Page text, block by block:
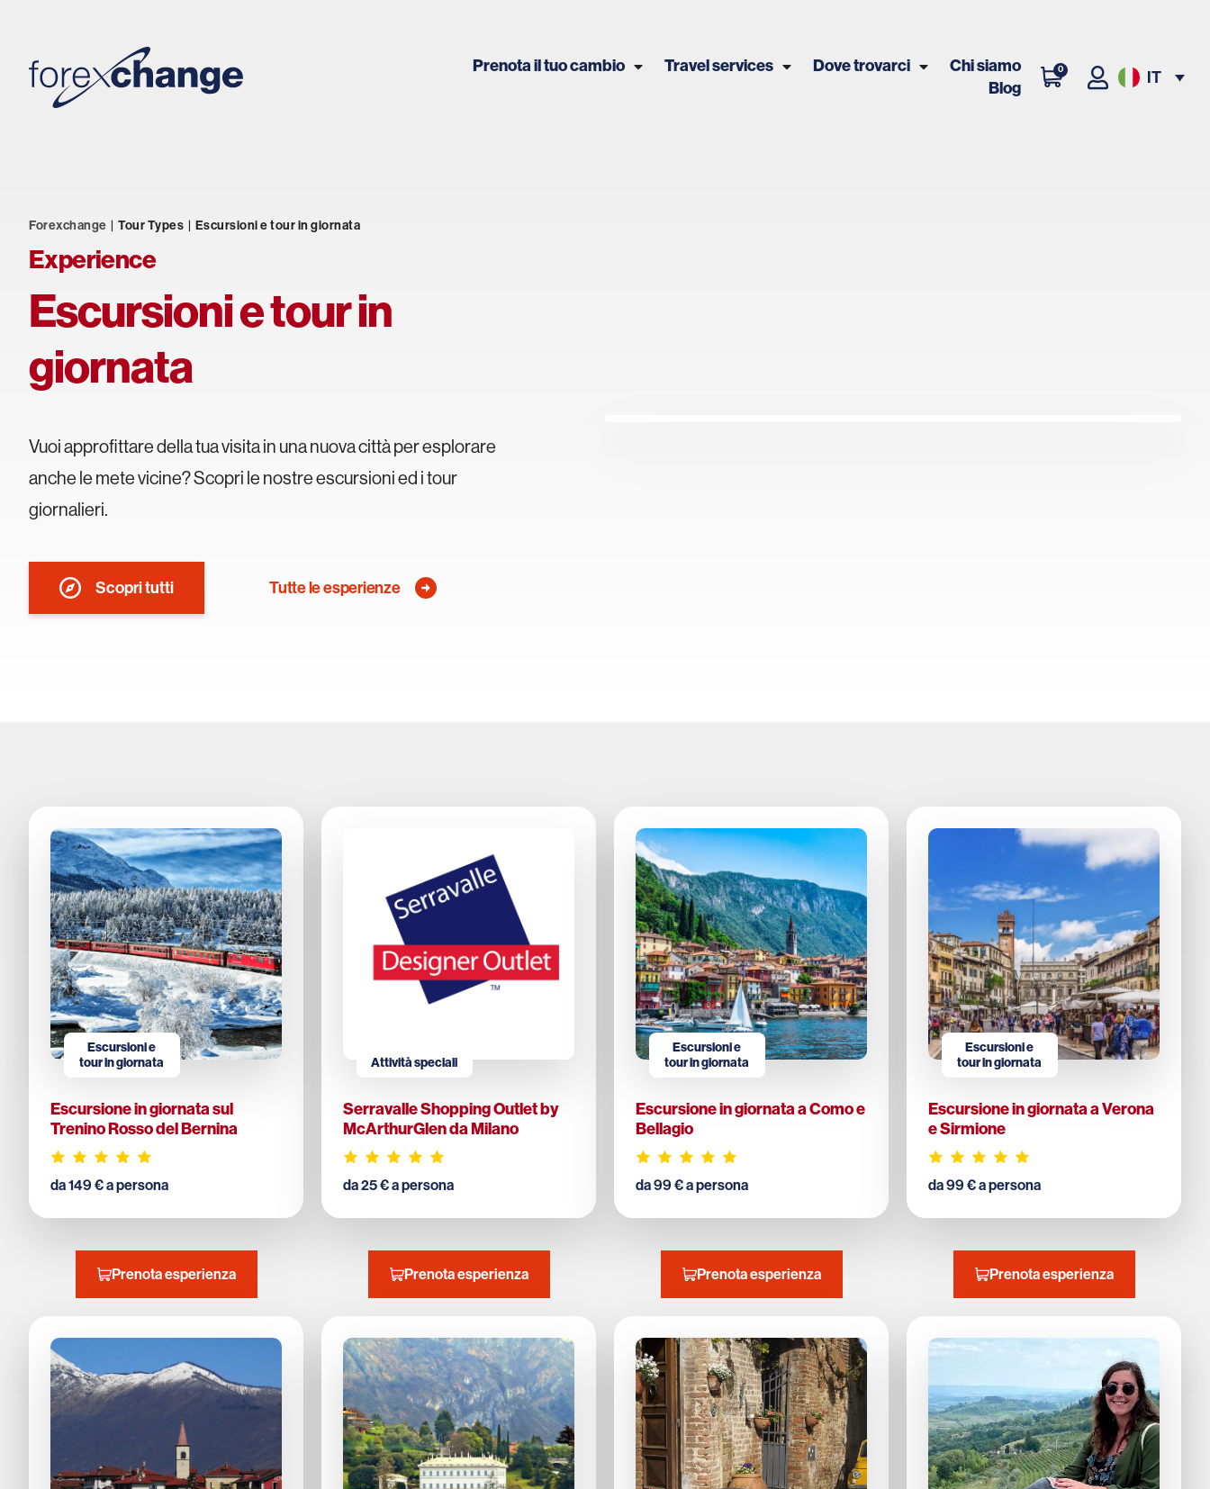
Prenota il tuo cambio Travel services Dove trovarci
Chi siamo
Blog
0 IT
Forexchange | Tour Types | Escursioni e tour in giornata
Experience
Escursioni e tour in
giornata
Vuoi approfittare della tua visita in una nuova città per esplorare
anche le mete vicine? Scopri le nostre escursioni ed i tour
giornalieri.
Scopri tutti Tutte le esperienze
Escursioni e
tour in giornata
Escursione in giornata sul
Trenino Rosso del Bernina
da 149 € a persona
Prenota esperienza
Attività speciali
Serravalle Shopping Outlet by
McArthurGlen da Milano
da 25 € a persona
Prenota esperienza
Escursioni e
tour in giornata
Escursione in giornata a Como e
Bellagio
da 99 € a persona
Prenota esperienza
Escursioni e
tour in giornata
Escursione in giornata a Verona
e Sirmione
da 99 € a persona
Prenota esperienza